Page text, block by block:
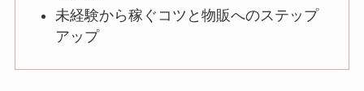
未経験から稼ぐコツと物販へのステップ
アップ